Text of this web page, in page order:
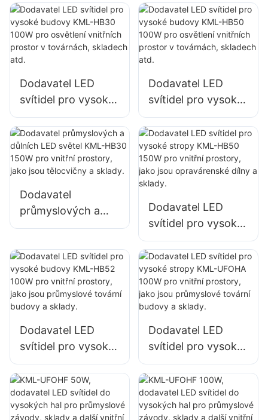
a osvětlení velkých
reklamních poutačů
100W pro osvětlení
vnitřních prostor v
továrnách,
skladech atd.
Dodavatel LED
svítidel pro vysoké
budovy KML-HB30
100W pro osvětlení
vnitřních prostor v
továrnách,
Dodavatel LED
svítidel pro vysoké
budovy KML-HB50
100W pro osvětlení
vnitřních prostor v
továrnách,
skladech atd.
Dodavatel
průmyslových a
důlních LED světel
pro vnitřní
prostory, jako jsou
tělocvičny a sklady.
Dodavatel LED
svítidel pro vysoké
stropy KML-HB50
150W pro vnitřní
prostory, jako jsou
opravárenské dílny
a sklady.
Dodavatel LED
svítidel pro vysoké
budovy KML-HB52
100W pro vnitřní
prostory, jako jsou
průmyslové tovární
Dodavatel LED
svítidel pro vysoké
stropy KML-UFOHA
100W pro vnitřní
prostory, jako jsou
průmyslové tovární